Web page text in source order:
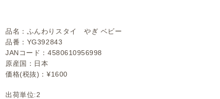
品名：ふんわりスタイ やぎ ベビー
品番：YG392843
JANコード：4580610956998
原産国：日本
価格(税抜)：¥1600
出荷単位:2